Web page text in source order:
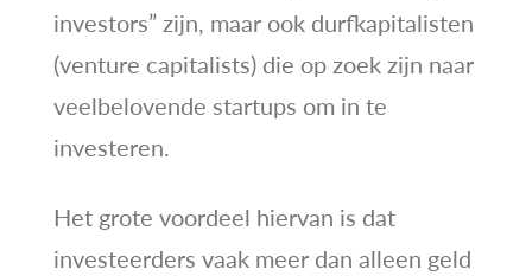
investors” zijn, maar ook durfkapitalisten
(venture capitalists) die op zoek zijn naar
veelbelovende startups om in te
investeren.
Het grote voordeel hiervan is dat
investeerders vaak meer dan alleen geld